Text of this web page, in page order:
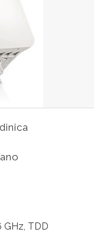
GHz, TDD